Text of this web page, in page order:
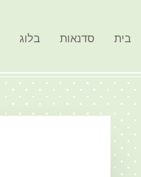
בית סדנאות בלוג